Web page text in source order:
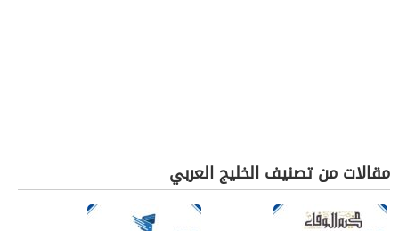
مقالات من تصنيف الخليج العربي